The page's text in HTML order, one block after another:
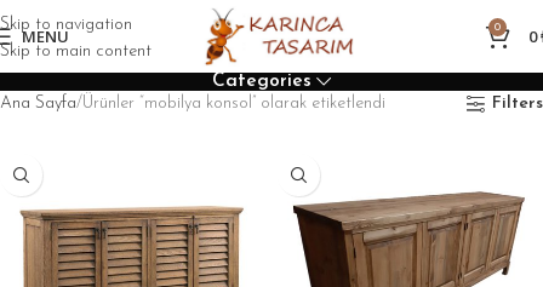
Skip to navigation
Skip to main content
MENU 0 0
Categories
Ana Sayfa Ürünler “mobilya konsol” olarak etiketlendi Filters